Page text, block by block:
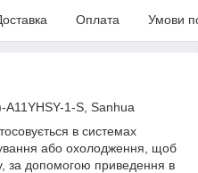
Оплата Умови
1-S, Sanhua
в системах
або охолодження, щоб
за допомогою приведення в